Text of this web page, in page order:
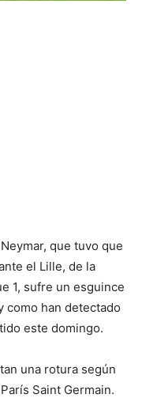
que tuvo que
el Lille, de la
1, sufre un esguince
como han detectado
este domingo.
una rotura según
Saint Germain.